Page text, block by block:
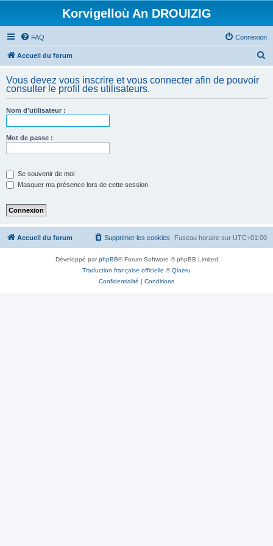
Korvigelloù An DROUIZIG
FAQ Connexion
Accueil du forum
h
Vous devez vous inscrire et vous connecter afin de pouvoir
consulter le profil des utilisateurs.
Nom d’utilisateur :
Mot de passe :
Se souvenir de moi
Masquer ma présence lors de cette session
Accueil du forum Fuseau horaire sur UTC+01:00
Supprimer les cookies
Développé parphpBB® Forum Software © phpBB Limited
Traduction française officielle ©Qiaeru
Confidentialité | Conditions